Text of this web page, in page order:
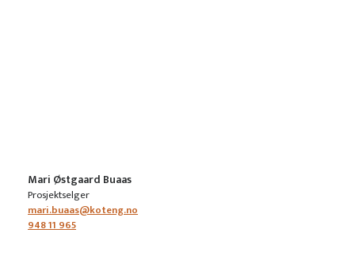
Mari Østgaard Buaas
Prosjektselger
mari.buaas@koteng.no
948 11 965